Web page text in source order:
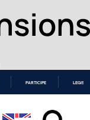
PARTICIPE